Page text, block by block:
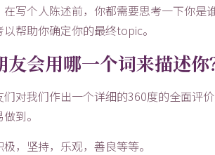
写个人陈述前，你都需要思考一下你
帮助你确定你的最终topic。
友会用哪一个词来描述你
对我们作出一个详细的360度的全面
到。
，坚持，乐观，善良等等。